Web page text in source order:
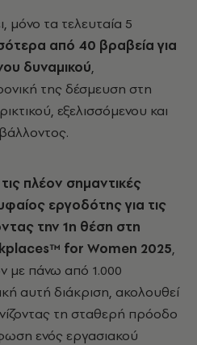
μόνο τα τελευταία 5
από 40 βραβεία για
δυναμικού,
της δέσμευση στη
εξελισσόμενου και
πλέον σημαντικές
εργοδότης για τις
την 1η θέση στη
for Women 2025,
με πάνω από 1.000
αυτή διάκριση, ακολουθεί
τη σταθερή πρόοδο
ενός εργασιακού